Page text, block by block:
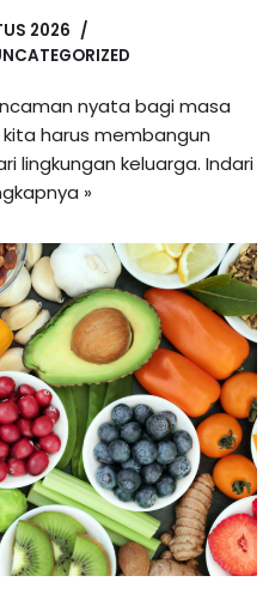
2026
nyata bagi masa
harus membangun
lingkungan keluarga. Indari
»